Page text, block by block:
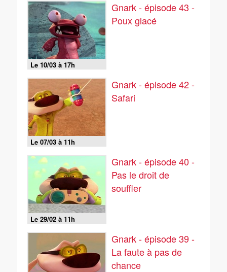
Le 10/03 à 17h
Gnark - épisode 43 -
Poux glacé
Le 07/03 à 11h
Gnark - épisode 42 -
Safari
Le 29/02 à 11h
Gnark - épisode 40 -
Pas le droit de
souffler
Gnark - épisode 39 -
La faute à pas de
chance